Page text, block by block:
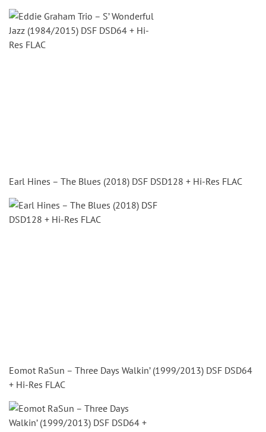
Earl Hines – The Blues (2018) DSF DSD128 + Hi-Res FLAC
Eomot RaSun – Three Days Walkin’ (1999/2013) DSF DSD64
+ Hi-Res FLAC